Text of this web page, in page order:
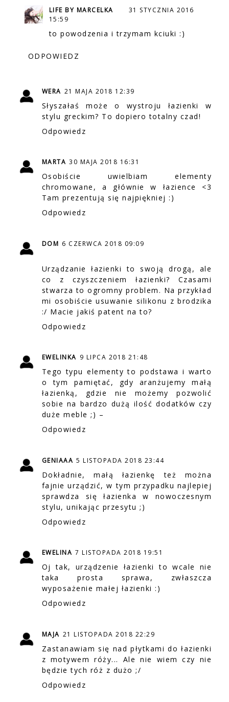
LIFE BY MARCELKA
31 STYCZNIA 2016
15:59
to powodzenia i trzymam kciuki :)
ODPOWIEDZ
WERA 21 MAJA 2018 12:39
Słyszałaś może o wystroju łazienki w
stylu greckim? To dopiero totalny czad!
Odpowiedz
MARTA 30 MAJA 2018 16:31
Osobiście uwielbiam elementy
chromowane, a głównie w łazience <3
Tam prezentują się najpiękniej :)
Odpowiedz
DOM 6 CZERWCA 2018 09:09
Urządzanie łazienki to swoją drogą, ale
co z czyszczeniem łazienki? Czasami
stwarza to ogromny problem. Na przykład
mi osobiście usuwanie silikonu z brodzika
:/ Macie jakiś patent na to?
Odpowiedz
EWELINKA 9 LIPCA 2018 21:48
Tego typu elementy to podstawa i warto
o tym pamiętać, gdy aranżujemy małą
łazienką, gdzie nie możemy pozwolić
sobie na bardzo dużą ilość dodatków czy
duże meble ;) –
Odpowiedz
GENIAAA 5 LISTOPADA 2018 23:44
Dokładnie, małą łazienkę też można
fajnie urządzić, w tym przypadku najlepiej
sprawdza się łazienka w nowoczesnym
stylu, unikając przesytu ;)
Odpowiedz
EWELINA 7 LISTOPADA 2018 19:51
Oj tak, urządzenie łazienki to wcale nie
taka prosta sprawa, zwłaszcza
wyposażenie małej łazienki :)
Odpowiedz
MAJA 21 LISTOPADA 2018 22:29
Zastanawiam się nad płytkami do łazienki
z motywem róży... Ale nie wiem czy nie
będzie tych róż z dużo ;/
Odpowiedz